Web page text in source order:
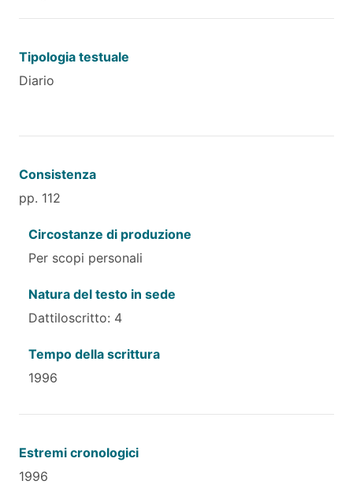
Tipologia testuale
Diario
Consistenza
pp. 112
Circostanze di produzione
Per scopi personali
Natura del testo in sede
Dattiloscritto: 4
Tempo della scrittura
1996
Estremi cronologici
1996